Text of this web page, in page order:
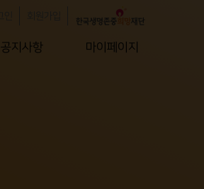
공지사항 마이페이지